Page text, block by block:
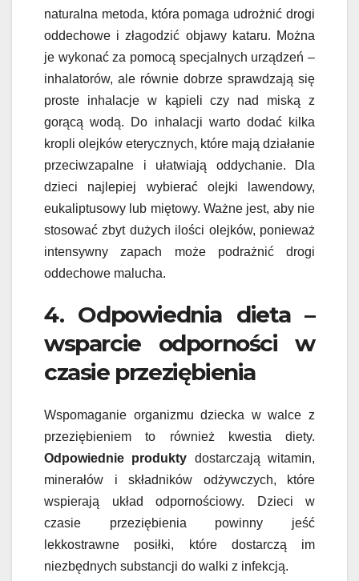
naturalna metoda, która pomaga udrożnić drogi
oddechowe i złagodzić objawy kataru. Można
je wykonać za pomocą specjalnych urządzeń –
inhalatorów, ale równie dobrze sprawdzają się
proste inhalacje w kąpieli czy nad miską z
gorącą wodą. Do inhalacji warto dodać kilka
kropli olejków eterycznych, które mają działanie
przeciwzapalne i ułatwiają oddychanie. Dla
dzieci najlepiej wybierać olejki lawendowy,
eukaliptusowy lub miętowy. Ważne jest, aby nie
stosować zbyt dużych ilości olejków, ponieważ
intensywny zapach może podrażnić drogi
oddechowe malucha.
4. Odpowiednia dieta –
wsparcie odporności w
czasie przeziębienia
Wspomaganie organizmu dziecka w walce z
przeziębieniem to również kwestia diety.
Odpowiednie produkty dostarczają witamin,
minerałów i składników odżywczych, które
wspierają układ odpornościowy. Dzieci w
czasie przeziębienia powinny jeść
lekkostrawne posiłki, które dostarczą im
niezbędnych substancji do walki z infekcją.